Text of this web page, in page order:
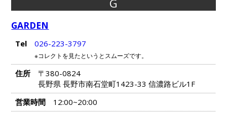
G
GARDEN
Tel 026-223-3797
※コレクトを見たというとスムーズです。
住所
〒380-0824
長野県 長野市南石堂町1423-33 信濃路ビル1F
営業時間
12:00~20:00